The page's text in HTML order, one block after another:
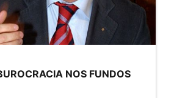
NOS FUNDOS